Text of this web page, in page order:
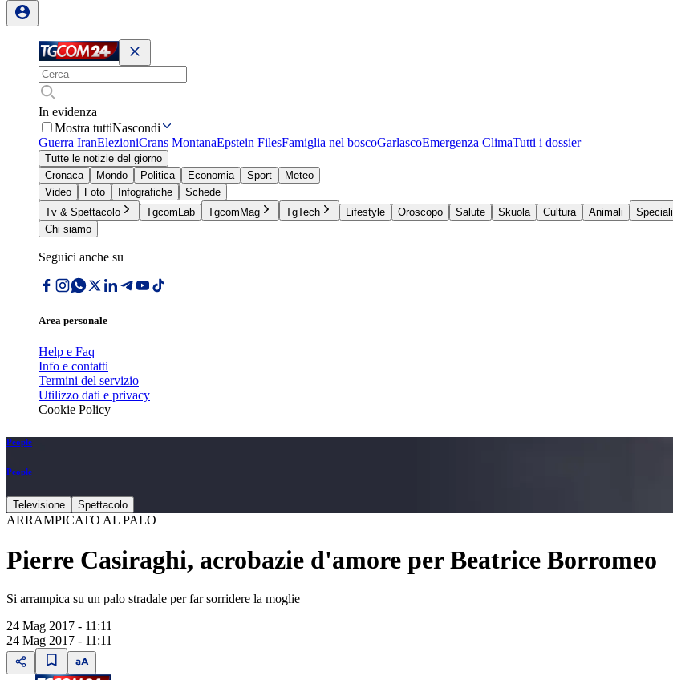
In evidenza
Mostra tuttiNascondi
Guerra IranElezioniCrans MontanaEpstein FilesFamiglia nel boscoGarlascoEmergenza ClimaTutti i dossier
Tutte le notizie del giorno
Cronaca
Mondo Politica Economia Sport
Meteo
Video
Foto Infografiche
Schede
Tv & Spettacolo
TgcomLab TgcomMag TgTech Lifestyle Oroscopo Salute Skuola Cultura Animali
Speciali
Chi siamo
Seguici anche su
Area personale
Help e Faq
Info e contatti
Termini del servizio
Utilizzo dati e privacy
Cookie Policy
People
People
Televisione Spettacolo
ARRAMPICATO AL PALO
Pierre Casiraghi, acrobazie d'amore per Beatrice Borromeo
Si arrampica su un palo stradale per far sorridere la moglie
24 Mag 2017 - 11:11
24 Mag 2017 - 11:11